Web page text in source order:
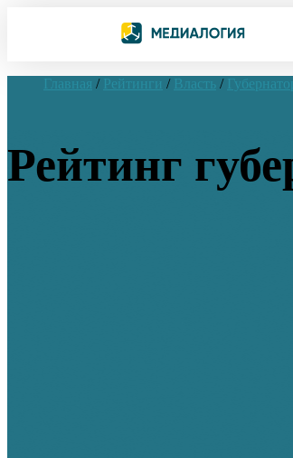
Главная / Рейтинги / Власть /
Рейтинг